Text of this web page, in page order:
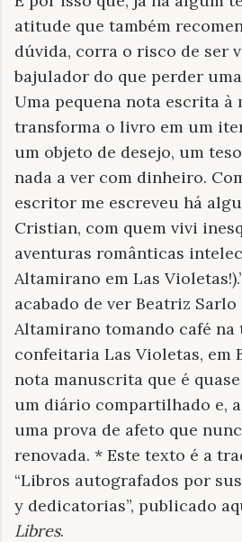
atitude que também
dúvida, corra o risco de ser
bajulador do que perder
Uma pequena nota escrita à
transforma o livro em um
um objeto de desejo, um
nada a ver com dinheiro.
escritor me escreveu há
Cristian, com quem vivi
aventuras românticas
Altamirano em Las
acabado de ver Beatriz Sarlo
Altamirano tomando café
confeitaria Las Violetas, em
nota manuscrita que é
um diário compartilhado e,
uma prova de afeto que
renovada. * Este texto é a
“Libros autografados por
y dedicatorias”, publicado
Libres.